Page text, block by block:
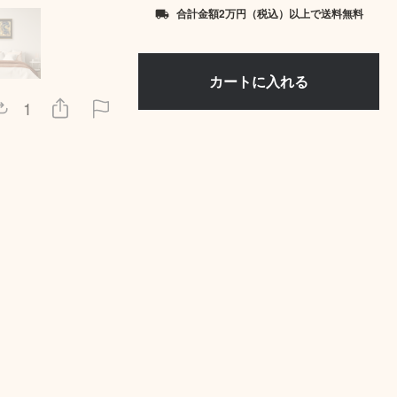
1
local_shipping 合計金額2万円（税込）以上で送料無料